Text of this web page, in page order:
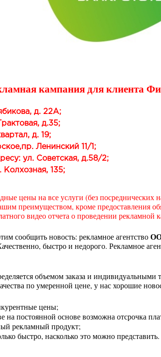
кампания для клиента
д. 22А;
д.35;
д. 19;
Ленинский 11/1;
ул. Советская, д.58/2;
Колхозная, 135;
цены на все услуги (без посреднических
преимуществом, кроме предоставления
видео отчета о проведении рекламной
сообщить новость: рекламное агентство
быстро и недорого. Рекламное
объемом заказа и
по умеренной цене, у нас хорошие
цены;
на постоянной основе возможна отсрочка
рекламный продукт;
быстро, насколько это можно представить.